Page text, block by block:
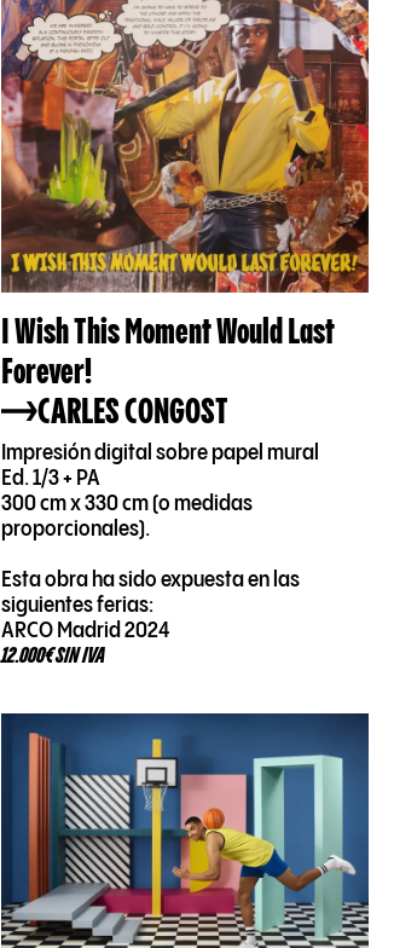
I Wish This Moment Would Last
Forever!
CARLES CONGOST
Impresión digital sobre papel mural
Ed. 1/3 + PA
300 cm x 330 cm (o medidas
proporcionales).
Esta obra ha sido expuesta en las
siguientes ferias:
ARCO Madrid 2024
12.000€ SIN IVA